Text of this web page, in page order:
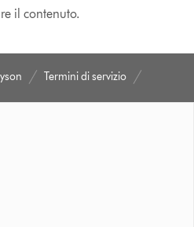
il contenuto.
Termini di servizio